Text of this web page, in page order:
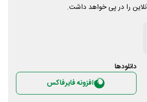
را در پی خواهد داشت.
دانلود‌ها
افزونه فایرفاکس